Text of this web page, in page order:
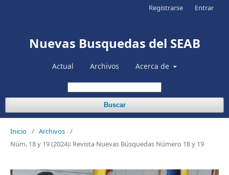
Nuevas Busquedas del SEAB
Actual Archivos Acerca de
Buscar
Registrarse Entrar
Inicio / Archivos /
Núm. 18 y 19 (2024): Revista Nuevas Búsquedas Número 18 y 19